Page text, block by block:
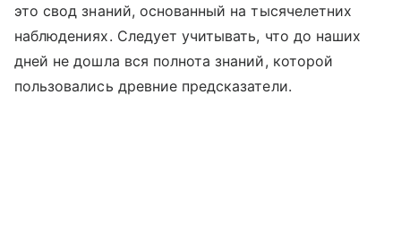
это свод знаний, основанный на тысячелетних
наблюдениях. Следует учитывать, что до наших
дней не дошла вся полнота знаний, которой
пользовались древние предсказатели.